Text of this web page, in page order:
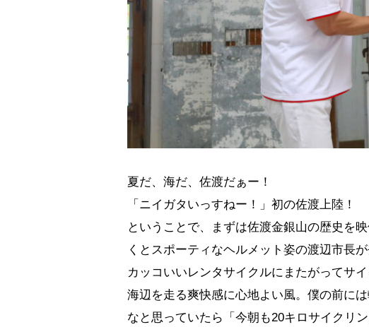
夏だ、海だ、佐渡だぁー！
「ニイガタいっすねー！」初の佐渡上陸！
ということで、まずは佐渡金銀山の歴史を
くとスポーティなヘルメット姿の渡辺市長
カッコいいレンタサイクルにまたがってサ
海辺を走る爽快感に心地よい風。僕の前に
なと思っていたら「今朝も20キロサイクリ